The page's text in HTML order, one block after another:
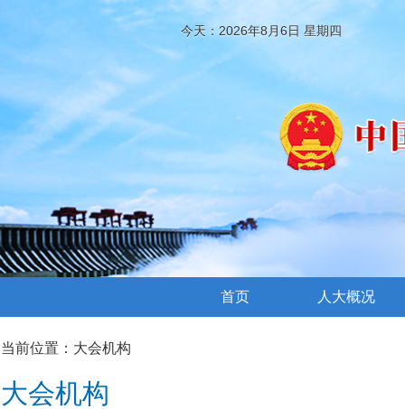
今天：2026年8月6日 星期四
首页 人大概况
当前位置： 大会机构
大会机构